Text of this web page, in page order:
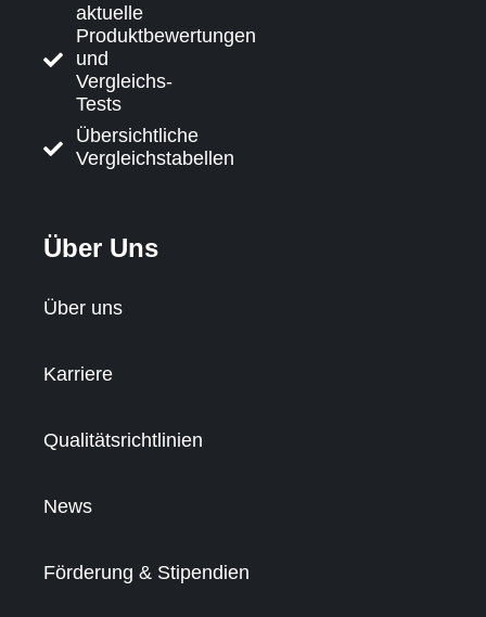
aktuelle
Produktbewertungen
und
Vergleichs-
Tests
Übersichtliche
Vergleichstabellen
Über Uns
Über uns
Karriere
Qualitätsrichtlinien
News
Förderung & Stipendien